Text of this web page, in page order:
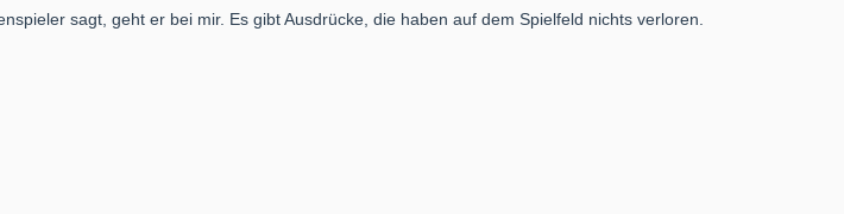
sagt, geht er bei mir. Es gibt Ausdrücke, die haben auf dem Spielfeld nichts verloren.